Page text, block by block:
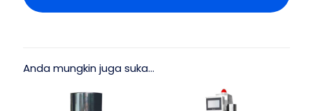
Anda mungkin juga suka…